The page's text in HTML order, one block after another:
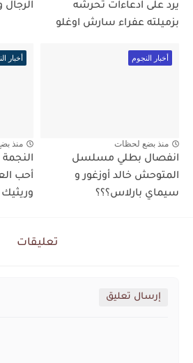
يرد على ادعاءات تحرشه
بزميلته عفراء سارش اوغلو
أخبار النجوم
منذ بضع لحظات
انفصال بطلي مسلسل
المتوحش خالد أوزغور و
سيماي بارلاس؟؟؟
أخبار
منذ
النجمة
أحب
تعليقات
إرسال تعليق